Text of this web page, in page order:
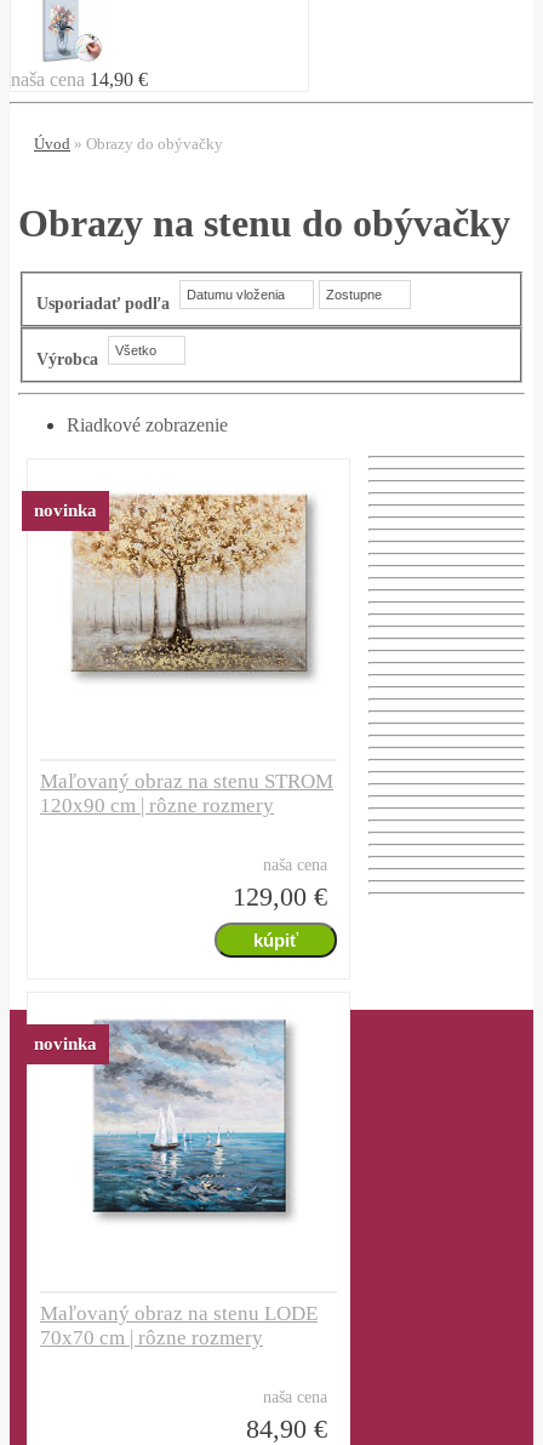
naša cena 14,90 €
Úvod » Obrazy do obývačky
Obrazy na stenu do obývačky
Usporiadať podľa Datumu vloženia Zostupne
Výrobca Všetko
Riadkové zobrazenie
Maľovaný obraz na stenu STROM
120x90 cm | rôzne rozmery
naša cena
129,00 €
novinka
Maľovaný obraz na stenu LODE
70x70 cm | rôzne rozmery
naša cena
84,90 €
novinka
O nás
Naše záruky
Doprava a platby
Často kladené otázky
Obchodné podmienky